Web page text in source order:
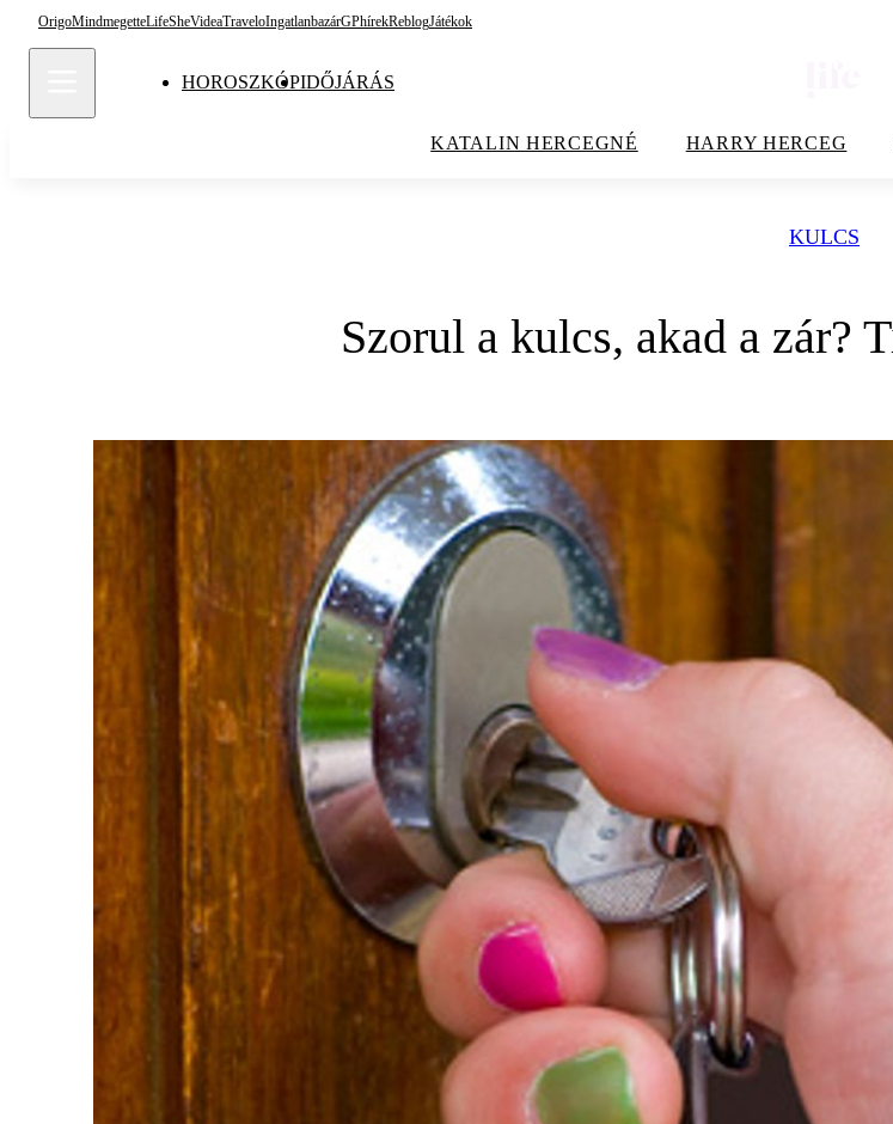
OrigoMindmegetteLifeSheVideaTraveloIngatlanbazárGPhírekReblogJátékok
HOROSZKÓPIDŐJÁRÁS
KATALIN HERCEGNÉ HARRY HERCEG
KULCS
Szorul a kulcs, akad a zár?